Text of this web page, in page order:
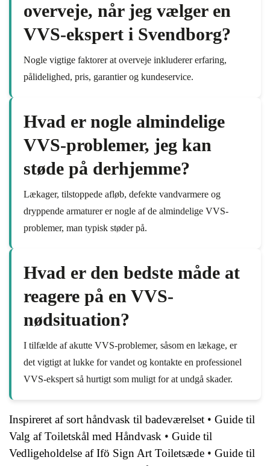
overveje, når jeg vælger en
VVS-ekspert i Svendborg?
Nogle vigtige faktorer at overveje inkluderer erfaring,
pålidelighed, pris, garantier og kundeservice.
Hvad er nogle almindelige
VVS-problemer, jeg kan
støde på derhjemme?
Lækager, tilstoppede afløb, defekte vandvarmere og
dryppende armaturer er nogle af de almindelige VVS-
problemer, man typisk støder på.
Hvad er den bedste måde at
reagere på en VVS-
nødsituation?
I tilfælde af akutte VVS-problemer, såsom en lækage, er
det vigtigt at lukke for vandet og kontakte en professionel
VVS-ekspert så hurtigt som muligt for at undgå skader.
Inspireret af sort håndvask til badeværelset • Guide til
Valg af Toiletskål med Håndvask • Guide til
Vedligeholdelse af Ifö Sign Art Toiletsæde • Guide til